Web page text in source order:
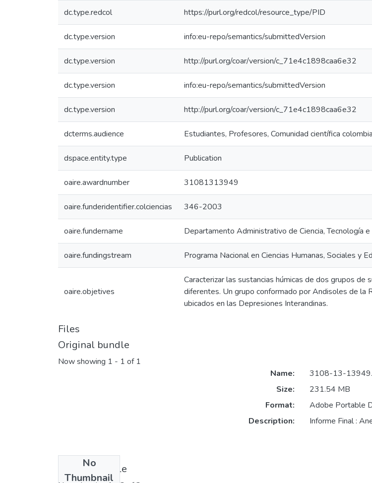
dc.type.redcol https://purl.org/redcol/resource_type/PID
dc.type.version info:eu-repo/semantics/submittedVersion
dc.type.version http://purl.org/coar/version/c_71e4c1898caa6e32
dc.type.version info:eu-repo/semantics/submittedVersion
dc.type.version http://purl.org/coar/version/c_71e4c1898caa6e32
dcterms.audience Estudiantes, Profesores, Comunidad científica
dspace.entity.type Publication
oaire.awardnumber 31081313949
oaire.funderidentifier.colciencias 346-2003
oaire.fundername Departamento Administrativo de Ciencia, Tecnología e
oaire.fundingstream Programa Nacional en Ciencias Humanas, Sociales y
oaire.objetives
Caracterizar las sustancias húmicas de dos grupos
diferentes. Un grupo conformado por Andisoles de
ubicados en las Depresiones Interandinas.
Files
Original bundle
Now showing 1 - 1 of 1
No
Thumbnail
Name:
3108-13-
Size:
231.54 MB
Format:
Adobe Portable
Description:
Informe Final :
License bundle